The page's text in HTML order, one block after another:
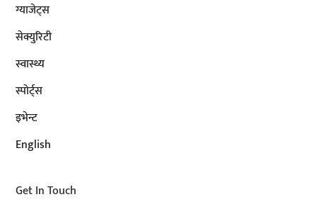
ग्याजेट्स
सेक्युरिटी
स्वास्थ्य
स्पोर्ट्स
इभेन्ट
English
Get In Touch